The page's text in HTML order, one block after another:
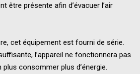
être présente afin d’évacuer l’air
cet équipement est fourni de série.
l’appareil ne fonctionnera pas
consommer plus d’énergie.